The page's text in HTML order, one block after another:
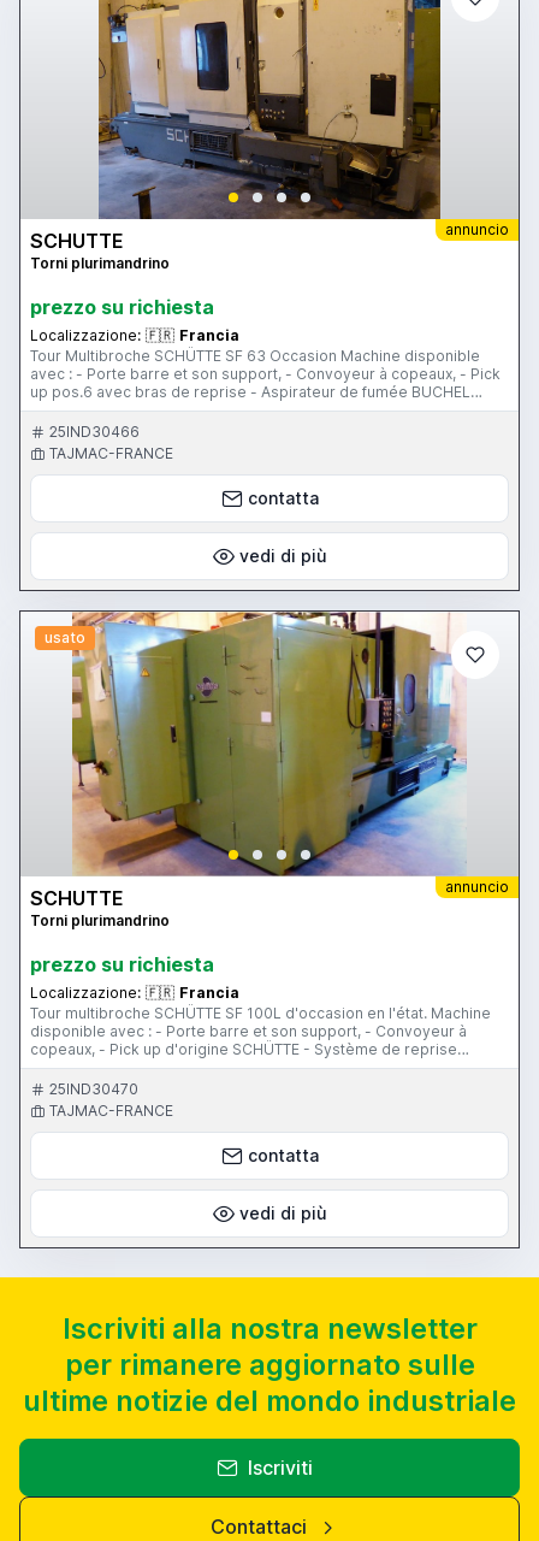
annuncio
SCHUTTE
Torni plurimandrino
prezzo su richiesta
Localizzazione: 🇫🇷 Francia
Tour Multibroche SCHÜTTE SF 63 Occasion Machine disponible
avec : - Porte barre et son support, - Convoyeur à copeaux, - Pick
up pos.6 avec bras de reprise - Aspirateur de fumée BUCHEL
Appareillages et porte outils : - 5 lunettes bloc central, - 1 porte-
outil à raser pos.5
25IND30466
TAJMAC-FRANCE
contatta
vedi di più
usato
annuncio
SCHUTTE
Torni plurimandrino
prezzo su richiesta
Localizzazione: 🇫🇷 Francia
Tour multibroche SCHÜTTE SF 100L d'occasion en l'état. Machine
disponible avec : - Porte barre et son support, - Convoyeur à
copeaux, - Pick up d'origine SCHÜTTE - Système de reprise
arrière Outillage : - 1 lunette bloc centrale Appareillage et porte
outils : - Sur demande
25IND30470
TAJMAC-FRANCE
contatta
vedi di più
Iscriviti alla nostra newsletter
per rimanere aggiornato sulle
ultime notizie del mondo industriale
Iscriviti
Contattaci